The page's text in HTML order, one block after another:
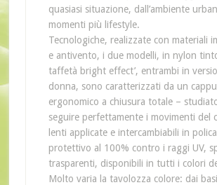
quasiasi situazione, dall’ambiente
momenti più lifestyle.
Tecnologiche, realizzate con materiali
e antivento, i due modelli, in nylon
taffetà bright effect’, entrambi in
donna, sono caratterizzati da un
ergonomico a chiusura totale –
seguire perfettamente i movimenti del
lenti applicate e intercambiabili in
protettivo al 100% contro i raggi UV,
trasparenti, disponibili in tutti i colori
Molto varia la tavolozza colore: dai